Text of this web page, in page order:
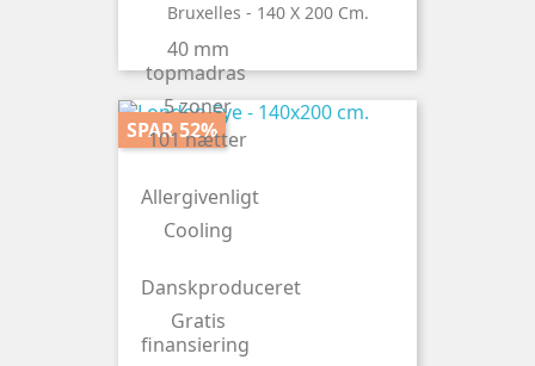
Bruxelles - 140 X 200 Cm.
40 mm
topmadras
5 zoner
101 nætter
Allergivenligt
Cooling
Danskproduceret
Gratis
finansiering
SPAR 52%